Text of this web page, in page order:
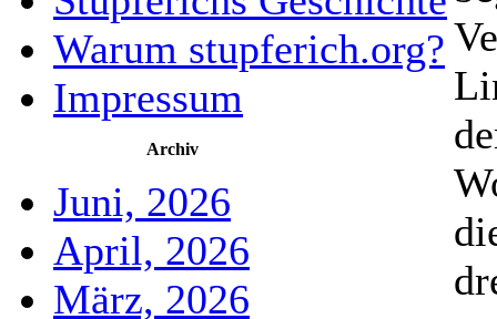
Warum stupferich.org?
Impressum
Archiv
Juni, 2026
April, 2026
März, 2026